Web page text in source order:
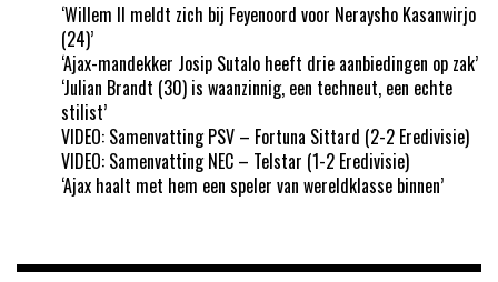
‘Willem II meldt zich bij Feyenoord voor Neraysho Kasanwirjo
(24)’
‘Ajax-mandekker Josip Sutalo heeft drie aanbiedingen op zak’
‘Julian Brandt (30) is waanzinnig, een techneut, een echte
stilist’
VIDEO: Samenvatting PSV – Fortuna Sittard (2-2 Eredivisie)
VIDEO: Samenvatting NEC – Telstar (1-2 Eredivisie)
‘Ajax haalt met hem een speler van wereldklasse binnen’